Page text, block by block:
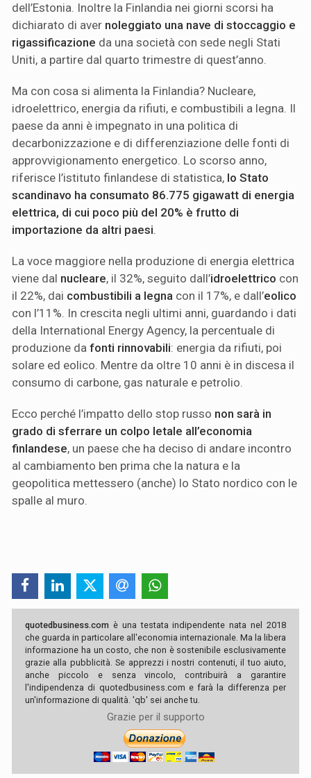
dell’Estonia. Inoltre la Finlandia nei giorni scorsi ha
dichiarato di aver noleggiato una nave di stoccaggio e
rigassificazione da una società con sede negli Stati
Uniti, a partire dal quarto trimestre di quest’anno.
Ma con cosa si alimenta la Finlandia? Nucleare,
idroelettrico, energia da rifiuti, e combustibili a legna. Il
paese da anni è impegnato in una politica di
decarbonizzazione e di differenziazione delle fonti di
approvvigionamento energetico. Lo scorso anno,
riferisce l’istituto finlandese di statistica, lo Stato
scandinavo ha consumato 86.775 gigawatt di energia
elettrica, di cui poco più del 20% è frutto di
importazione da altri paesi.
La voce maggiore nella produzione di energia elettrica
viene dal nucleare, il 32%, seguito dall’idroelettrico con
il 22%, dai combustibili a legna con il 17%, e dall’eolico
con l’11%. In crescita negli ultimi anni, guardando i dati
della International Energy Agency, la percentuale di
produzione da fonti rinnovabili: energia da rifiuti, poi
solare ed eolico. Mentre da oltre 10 anni è in discesa il
consumo di carbone, gas naturale e petrolio.
Ecco perché l’impatto dello stop russo non sarà in
grado di sferrare un colpo letale all’economia
finlandese, un paese che ha deciso di andare incontro
al cambiamento ben prima che la natura e la
geopolitica mettessero (anche) lo Stato nordico con le
spalle al muro.
quotedbusiness.com è una testata indipendente nata nel 2018
che guarda in particolare all'economia internazionale. Ma la libera
informazione ha un costo, che non è sostenibile esclusivamente
grazie alla pubblicità. Se apprezzi i nostri contenuti, il tuo aiuto,
anche piccolo e senza vincolo, contribuirà a garantire
l'indipendenza di quotedbusiness.com e farà la differenza per
un'informazione di qualità. 'qb' sei anche tu.
Grazie per il supporto